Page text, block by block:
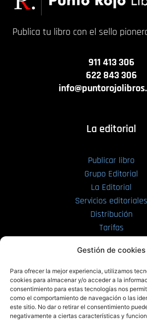
Gestión de cookies
Para ofrecer la mejor experiencia, utilizamos
cookies para almacenar y/o acceder a la
consentimiento para estas tecnologías nos
como el comportamiento de navegación o las
este sitio. No dar o retirar el consentimiento
negativamente a ciertas características y
Publica tu libro con el sello
911 413 306
622 843 306
La editorial
Publicar libro
Grupo Editorial
La Editorial
Servicios editoriales
Distribución
Tarifas
PRL | Films
PRL | Play
PRL | LAB